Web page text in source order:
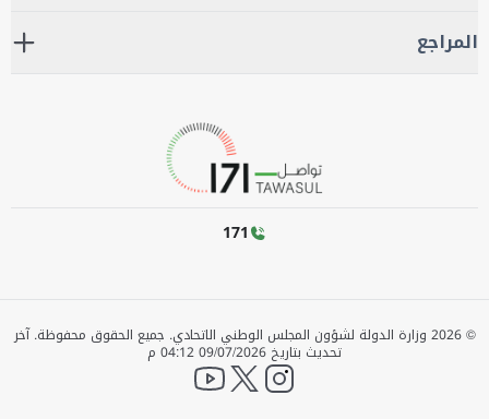
المراجع
171
©
2026 وزارة الدولة لشؤون المجلس الوطني الاتحادي. جميع الحقوق محفوظة.آخر
تحديث بتاريخ 09/07/2026 04:12 م
instagram
twitter
YouTube